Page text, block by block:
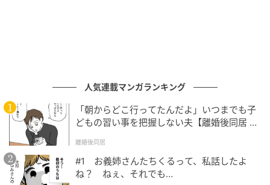
ウーマンエキサイト
人気連載マンガランキング
「朝からどこ行ってたんだよ」いつまでも子
どもの習い事を把握しない夫【離婚後同居 Vo
離婚後同居
#1 お義姉さんたちくるって、私話したよ
ね？ ねぇ、それでも…